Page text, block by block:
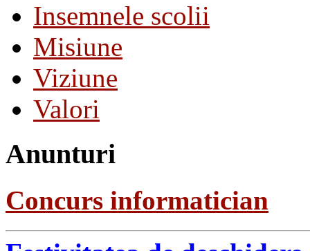
Insemnele scolii
Misiune
Viziune
Valori
Anunturi
Concurs informatician